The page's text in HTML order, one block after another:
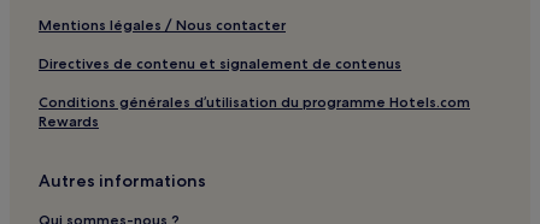
Mentions légales / Nous contacter
Directives de contenu et signalement de contenus
Conditions générales d’utilisation du programme Hotels.com
Rewards
Autres informations
Qui sommes-nous ?